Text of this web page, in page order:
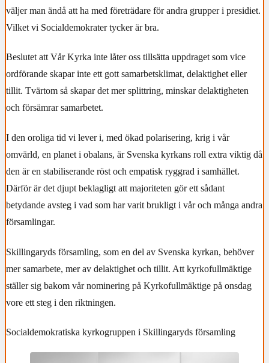
väljer man ändå att ha med företrädare för andra grupper i presidiet.
Vilket vi Socialdemokrater tycker är bra.
Beslutet att Vår Kyrka inte låter oss tillsätta uppdraget som vice
ordförande skapar inte ett gott samarbetsklimat, delaktighet eller
tillit. Tvärtom så skapar det mer splittring, minskar delaktigheten
och försämrar samarbetet.
I den oroliga tid vi lever i, med ökad polarisering, krig i vår
omvärld, en planet i obalans, är Svenska kyrkans roll extra viktig då
den är en stabiliserande röst och empatisk ryggrad i samhället.
Därför är det djupt beklagligt att majoriteten gör ett sådant
betydande avsteg i vad som har varit brukligt i vår och många andra
församlingar.
Skillingaryds församling, som en del av Svenska kyrkan, behöver
mer samarbete, mer av delaktighet och tillit. Att kyrkofullmäktige
ställer sig bakom vår nominering på Kyrkofullmäktige på onsdag
vore ett steg i den riktningen.
Socialdemokratiska kyrkogruppen i Skillingaryds församling